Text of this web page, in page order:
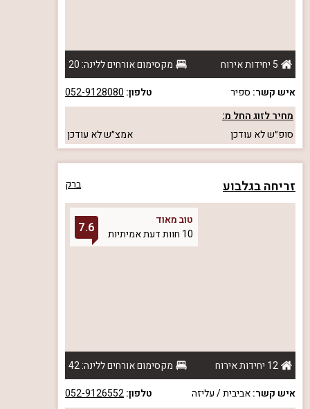
5 יחידות אירוח
מקסימום אורחים ללינה: 20
איש קשר: ספיר טלפון: 052-9128080
מחיר לזוג החל מ:
סופ״שלא עודכן אמצ״שלא עודכן
זריחה בגלבוע ברק
טוב מאוד
10 חוות דעת אמיתיות
7.6
12 יחידות אירוח
מקסימום אורחים ללינה: 42
איש קשר:אביבית / עליזה טלפון:052-9126552